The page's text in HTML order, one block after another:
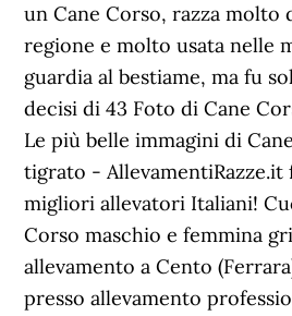
un Cane Corso, razza molto
regione e molto usata nelle
guardia al bestiame, ma fu
decisi di 43 Foto di Cane
Le più belle immagini di
tigrato - AllevamentiRazze.it
migliori allevatori Italiani!
Corso maschio e femmina
allevamento a Cento
presso allevamento